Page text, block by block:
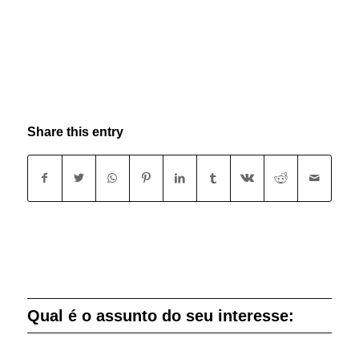
Share this entry
Qual é o assunto do seu interesse: